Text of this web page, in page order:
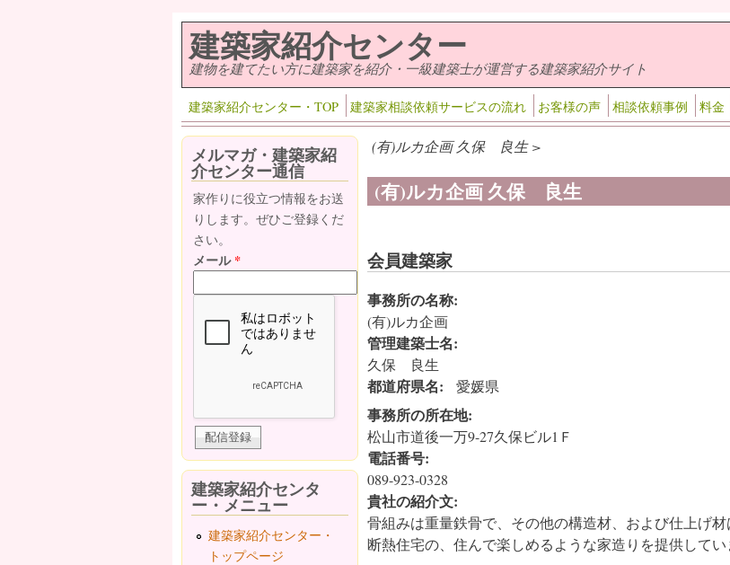
建築家紹介センター
建物を建てたい方に建築家を紹介・一級建築士が運営する建築家紹介サイト
建築家紹介センター・TOP 建築家相談依頼サービスの流れ お客様の声 相談依頼事例 料金
(有)ルカ企画 久保 良生 >
(有)ルカ企画 久保 良生
会員建築家
事務所の名称:
(有)ルカ企画
管理建築士名:
久保 良生
都道府県名: 愛媛県
事務所の所在地:
松山市道後一万9-27久保ビル1Ｆ
電話番号:
089-923-0328
貴社の紹介文:
骨組みは重量鉄骨で、その他の構造材、および仕上げ
断熱住宅の、住んで楽しめるような家造りを提供してい
メルマガ・建築家紹
介センター通信
家作りに役立つ情報をお送
りします。ぜひご登録くだ
さい。
メール*
建築家紹介センタ
ー・メニュー
建築家紹介センター・
トップページ